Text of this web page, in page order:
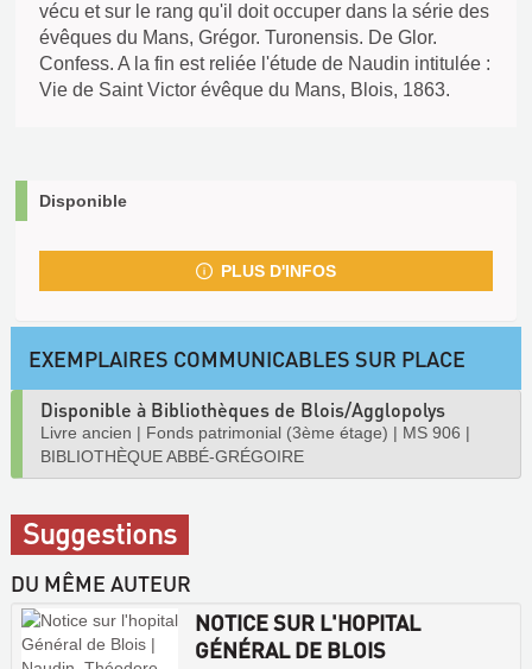
vécu et sur le rang qu'il doit occuper dans la série des
évêques du Mans, Grégor. Turonensis. De Glor.
Confess. A la fin est reliée l'étude de Naudin intitulée :
Vie de Saint Victor évêque du Mans, Blois, 1863.
Disponible
PLUS D'INFOS
EXEMPLAIRES COMMUNICABLES SUR PLACE
Disponible à Bibliothèques de Blois/Agglopolys
Livre ancien | Fonds patrimonial (3ème étage) | MS 906 |
BIBLIOTHÈQUE ABBÉ-GRÉGOIRE
Suggestions
DU MÊME AUTEUR
NOTICE SUR L'HOPITAL
GÉNÉRAL DE BLOIS